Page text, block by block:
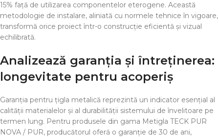
15% față de utilizarea componentelor eterogene. Această
metodologie de instalare, aliniată cu normele tehnice în vigoare,
transformă orice proiect într-o construcție eficientă și vizual
echilibrată.
Analizează garanția și întreținerea:
longevitate pentru acoperiș
Garanția pentru țigla metalică reprezintă un indicator esențial al
calității materialelor și al durabilității sistemului de învelitoare pe
termen lung. Pentru produsele din gama Metigla TECK PUR
NOVA / PUR, producătorul oferă o garanție de 30 de ani,